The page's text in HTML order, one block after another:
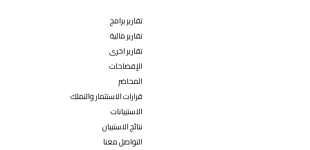
تقارير برامج
تقارير مالية
تقارير اخرى
الإفصاحات
المحاضر
قرارات الاستثمار والتملك
الاستبيانات
نتائج الاستبيان
التواصل معنا